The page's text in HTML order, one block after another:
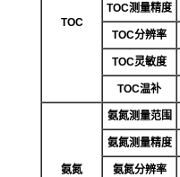
TOC
TOC测量精度
TOC分辨率
TOC灵敏度
TOC温补
氨氮
氨氮测量范围
氨氮测量精度
氨氮分辨率